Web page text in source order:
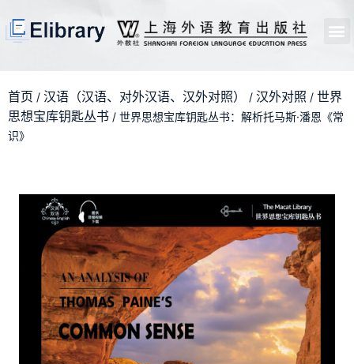
首页 / 汉语（汉语、对外汉语、汉外对照） / 汉外对照 / 世界
思想宝库钥匙丛书 / 世界思想宝库钥匙丛书：解析托马斯·潘恩《常
识》